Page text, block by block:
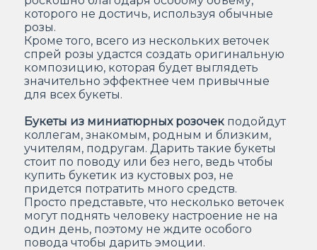
которого не достичь, используя обычные
розы.
Кроме того, всего из нескольких веточек
спрей розы удастся создать оригинальную
композицию, которая будет выглядеть
значительно эффектнее чем привычные
для всех букеты.
Букеты из миниатюрных розочек подойдут
коллегам, знакомым, родным и близким,
учителям, подругам. Дарить такие букеты
стоит по поводу или без него, ведь чтобы
купить букетик из кустовых роз, не
придется потратить много средств.
Просто представьте, что несколько веточек
могут поднять человеку настроение не на
один день, поэтому не ждите особого
повода чтобы дарить эмоции.